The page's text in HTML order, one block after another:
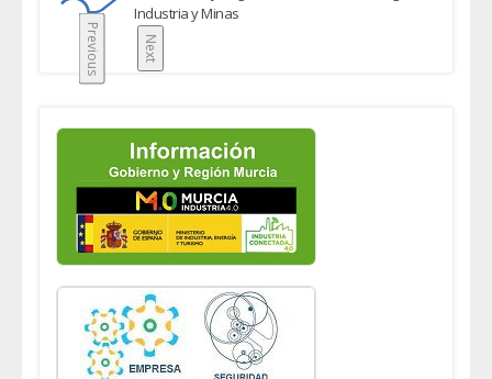
Industria y Minas
Previous Next